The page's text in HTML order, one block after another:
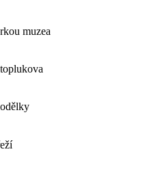
muzea